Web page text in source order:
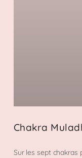
Chakra
Sur les sept chakras